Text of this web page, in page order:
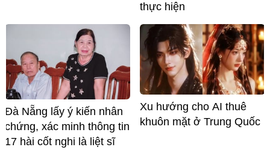
thực hiện
Đà Nẵng lấy ý kiến nhân
chứng, xác minh thông tin
17 hài cốt nghi là liệt sĩ
Xu hướng cho AI thuê
khuôn mặt ở Trung Quốc